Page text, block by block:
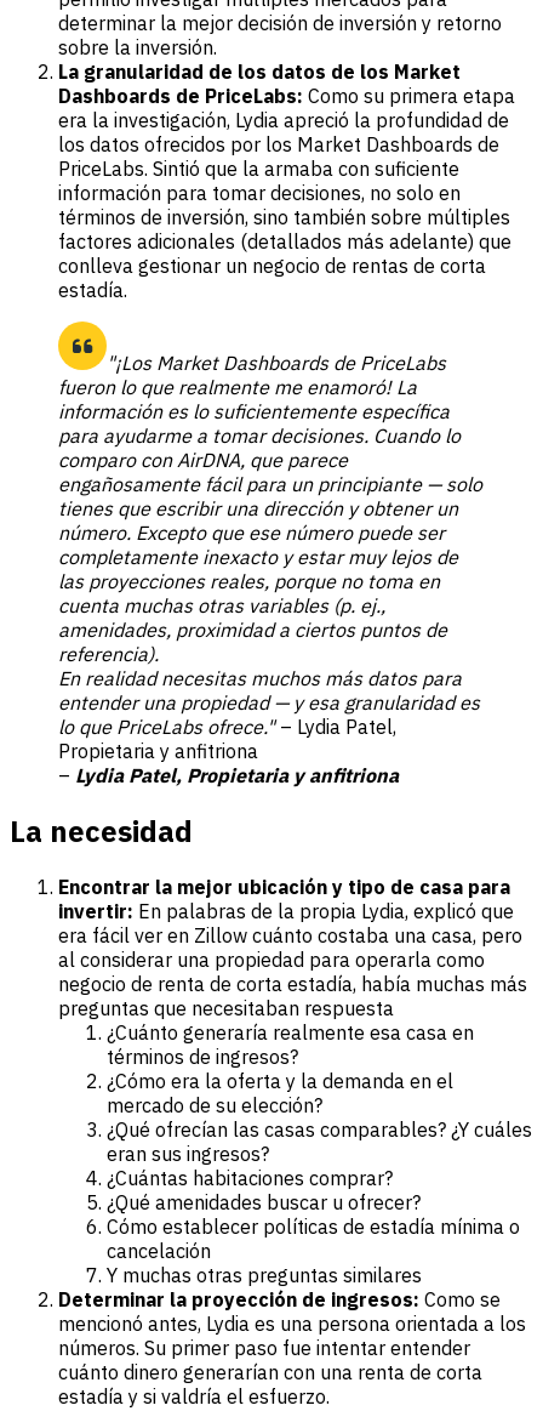
determinar la mejor decisión de inversión y retorno
sobre la inversión.
La granularidad de los datos de los Market
Dashboards de PriceLabs: Como su primera etapa
era la investigación, Lydia apreció la profundidad de
los datos ofrecidos por los Market Dashboards de
PriceLabs. Sintió que la armaba con suficiente
información para tomar decisiones, no solo en
términos de inversión, sino también sobre múltiples
factores adicionales (detallados más adelante) que
conlleva gestionar un negocio de rentas de corta
estadía.
"¡Los Market Dashboards de PriceLabs
fueron lo que realmente me enamoró! La
información es lo suficientemente específica
para ayudarme a tomar decisiones. Cuando lo
comparo con AirDNA, que parece
engañosamente fácil para un principiante — solo
tienes que escribir una dirección y obtener un
número. Excepto que ese número puede ser
completamente inexacto y estar muy lejos de
las proyecciones reales, porque no toma en
cuenta muchas otras variables (p. ej.,
amenidades, proximidad a ciertos puntos de
referencia).
En realidad necesitas muchos más datos para
entender una propiedad — y esa granularidad es
lo que PriceLabs ofrece."– Lydia Patel,
Propietaria y anfitriona
– Lydia Patel, Propietaria y anfitriona
La necesidad
Encontrar la mejor ubicación y tipo de casa para
invertir: En palabras de la propia Lydia, explicó que
era fácil ver en Zillow cuánto costaba una casa, pero
al considerar una propiedad para operarla como
negocio de renta de corta estadía, había muchas más
preguntas que necesitaban respuesta
¿Cuánto generaría realmente esa casa en
términos de ingresos?
¿Cómo era la oferta y la demanda en el
mercado de su elección?
¿Qué ofrecían las casas comparables? ¿Y cuáles
eran sus ingresos?
¿Cuántas habitaciones comprar?
¿Qué amenidades buscar u ofrecer?
Cómo establecer políticas de estadía mínima o
cancelación
Y muchas otras preguntas similares
Determinar la proyección de ingresos: Como se
mencionó antes, Lydia es una persona orientada a los
números. Su primer paso fue intentar entender
cuánto dinero generarían con una renta de corta
estadía y si valdría el esfuerzo.